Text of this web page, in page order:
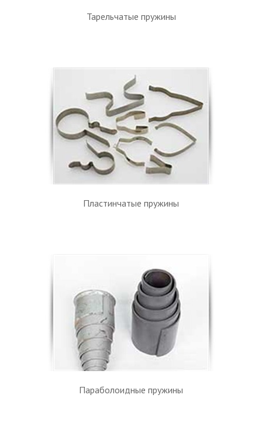
Тарельчатые пружины
Пластинчатые пружины
Параболоидные пружины